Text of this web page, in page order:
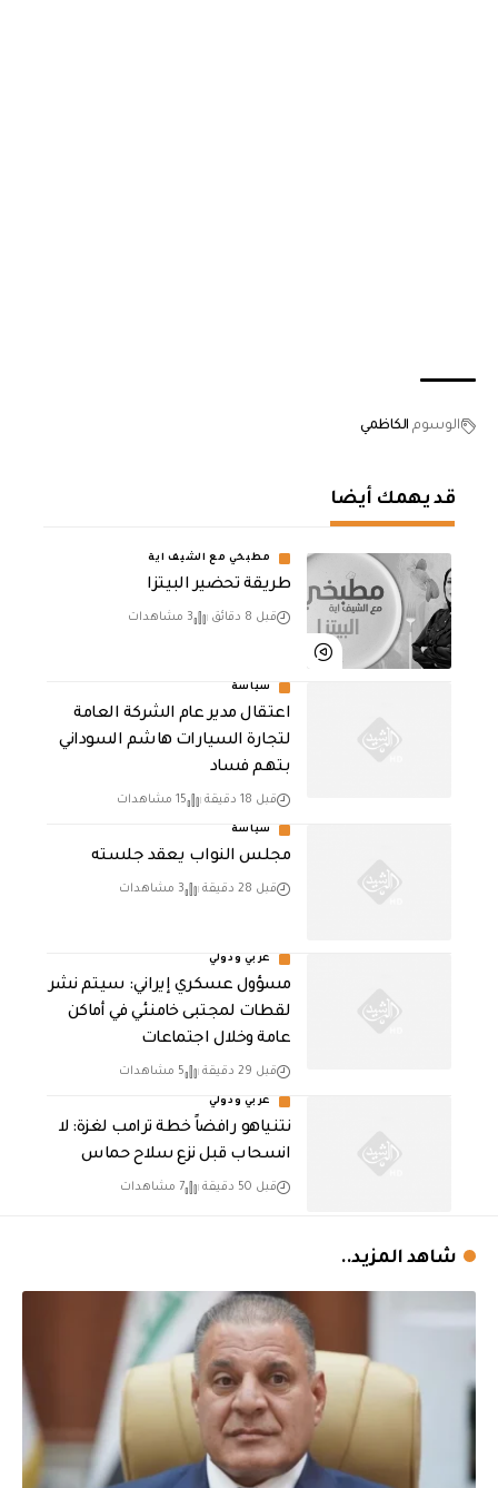
الوسوم الكاظمي
قد يهمك أيضا
مطبخي مع الشيف اية
طريقة تحضير البيتزا
قبل 8 دقائق 3 مشاهدات
سياسة
اعتقال مدير عام الشركة العامة
لتجارة السيارات هاشم السوداني
بتهم فساد
قبل 18 دقيقة 15 مشاهدات
سياسة
مجلس النواب يعقد جلسته
قبل 28 دقيقة 3 مشاهدات
عربي ودولي
مسؤول عسكري إيراني: سيتم نشر
لقطات لمجتبى خامنئي في أماكن
عامة وخلال اجتماعات
قبل 29 دقيقة 5 مشاهدات
عربي ودولي
نتنياهو رافضاً خطة ترامب لغزة: لا
انسحاب قبل نزع سلاح حماس
قبل 50 دقيقة 7 مشاهدات
شاهد المزيد..